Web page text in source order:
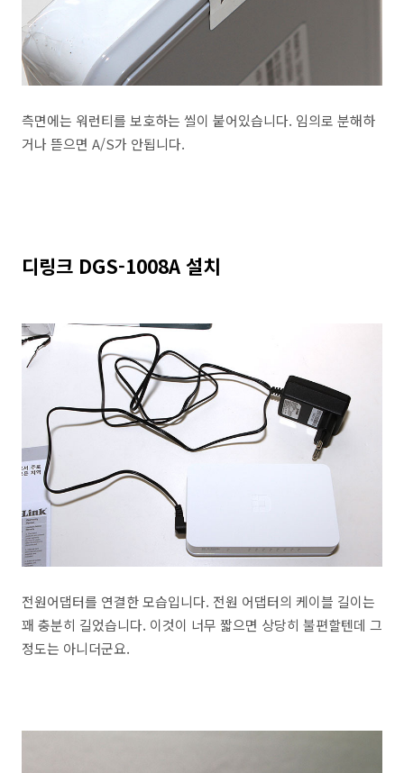
측면에는 워런티를 보호하는 씰이 붙어있습니다. 임의로 분해하
거나 뜯으면 A/S가 안됩니다.
디링크 DGS-1008A 설치
전원어댑터를 연결한 모습입니다. 전원 어댑터의 케이블 길이는
꽤 충분히 길었습니다. 이것이 너무 짧으면 상당히 불편할텐데 그
정도는 아니더군요.